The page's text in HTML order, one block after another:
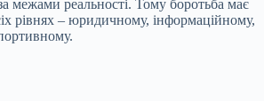
межами реальності. Тому боротьба має
рівнях – юридичному, інформаційному,